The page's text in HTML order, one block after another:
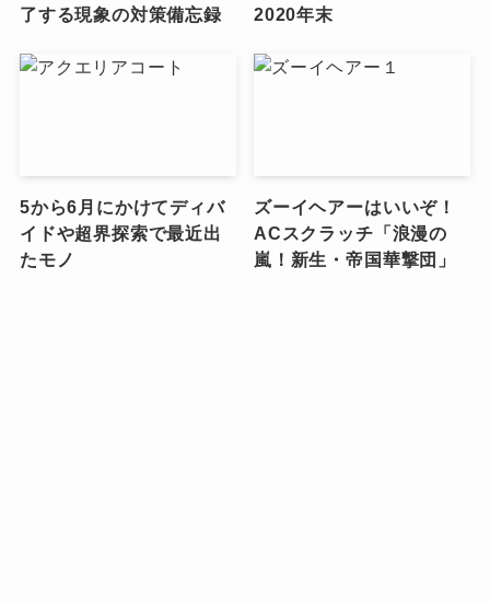
了する現象の対策備忘録
2020年末
5から6月にかけてディバ
イドや超界探索で最近出
たモノ
ズーイヘアーはいいぞ！
ACスクラッチ「浪漫の
嵐！新生・帝国華撃団」